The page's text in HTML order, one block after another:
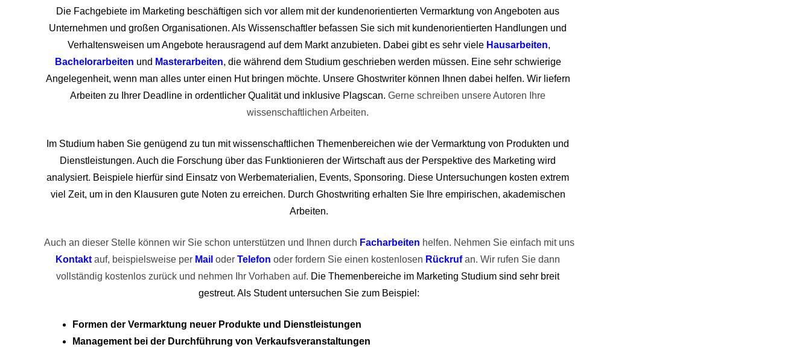
Die Fachgebiete im Marketing beschäftigen sich vor allem mit der kundenorientierten Vermarktung von Angeboten aus
Unternehmen und großen Organisationen. Als Wissenschaftler befassen Sie sich mit kundenorientierten Handlungen und
Verhaltensweisen um Angebote herausragend auf dem Markt anzubieten. Dabei gibt es sehr viele Hausarbeiten,
Bachelorarbeiten und Masterarbeiten, die während dem Studium geschrieben werden müssen. Eine sehr schwierige
Angelegenheit, wenn man alles unter einen Hut bringen möchte. Unsere Ghostwriter können Ihnen dabei helfen. Wir liefern
Arbeiten zu Ihrer Deadline in ordentlicher Qualität und inklusive Plagscan. Gerne schreiben unsere Autoren Ihre
wissenschaftlichen Arbeiten.
Im Studium haben Sie genügend zu tun mit wissenschaftlichen Themenbereichen wie der Vermarktung von Produkten und
Dienstleistungen. Auch die Forschung über das Funktionieren der Wirtschaft aus der Perspektive des Marketing wird
analysiert. Beispiele hierfür sind Einsatz von Werbematerialien, Events, Sponsoring. Diese Untersuchungen kosten extrem
viel Zeit, um in den Klausuren gute Noten zu erreichen. Durch Ghostwriting erhalten Sie Ihre empirischen, akademischen
Arbeiten.
Auch an dieser Stelle können wir Sie schon unterstützen und Ihnen durch Facharbeiten helfen. Nehmen Sie einfach mit uns
Kontakt auf, beispielsweise per Mail oder Telefon oder fordern Sie einen kostenlosen Rückruf an. Wir rufen Sie dann
vollständig kostenlos zurück und nehmen Ihr Vorhaben auf. Die Themenbereiche im Marketing Studium sind sehr breit
gestreut. Als Student untersuchen Sie zum Beispiel:
Formen der Vermarktung neuer Produkte und Dienstleistungen
Management bei der Durchführung von Verkaufsveranstaltungen